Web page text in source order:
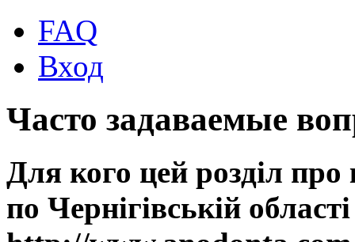
FAQ
Вход
Часто задаваемые
Для кого цей розділ
по Чернігівській